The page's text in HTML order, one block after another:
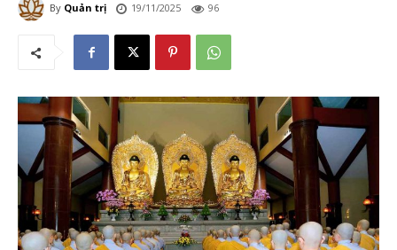
By Quản trị 19/11/2025 96